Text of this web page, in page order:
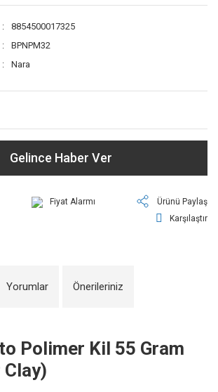
8854500017325
BPNPM32
Nara
Gelince Haber Ver
Fiyat Alarmı
Ürünü Paylaş
Karşılaştır
Yorumlar Önerileriniz
Polimer Kil 55 Gram